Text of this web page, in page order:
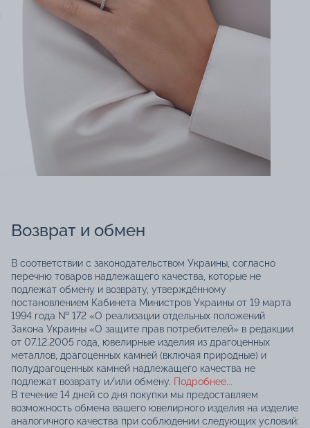
Возврат и обмен
В соответствии с законодательством Украины, согласно
перечню товаров надлежащего качества, которые не
подлежат обмену и возврату, утверждённому
постановлением Кабинета Министров Украины от 19 марта
1994 года № 172 «О реализации отдельных положений
Закона Украины «О защите прав потребителей» в редакции
от 07.12.2005 года, ювелирные изделия из драгоценных
металлов, драгоценных камней (включая природные) и
полудрагоценных камней надлежащего качества не
подлежат возврату и/или обмену. Подробнее...
В течение 14 дней со дня покупки мы предоставляем
возможность обмена вашего ювелирного изделия на изделие
аналогичного качества при соблюдении следующих условий: